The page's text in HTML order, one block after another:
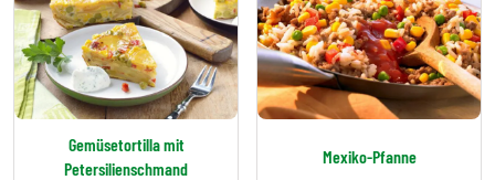
Gemüsetortilla mit
Petersilienschmand
Mexiko-Pfanne